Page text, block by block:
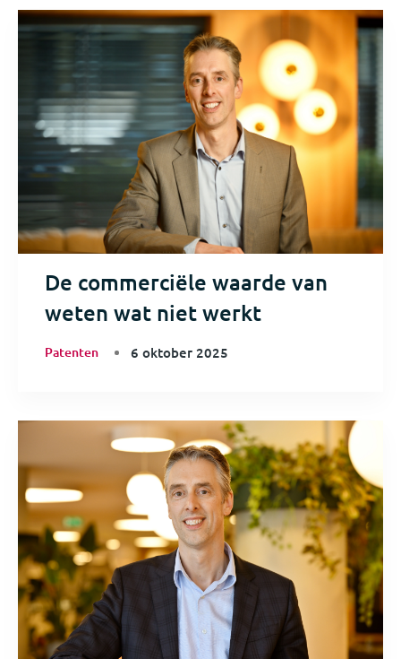
De commerciële waarde van
weten wat niet werkt
Patenten 6 oktober 2025